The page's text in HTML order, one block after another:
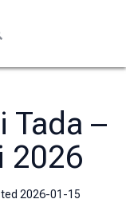
Tada –
2026
2026-01-15